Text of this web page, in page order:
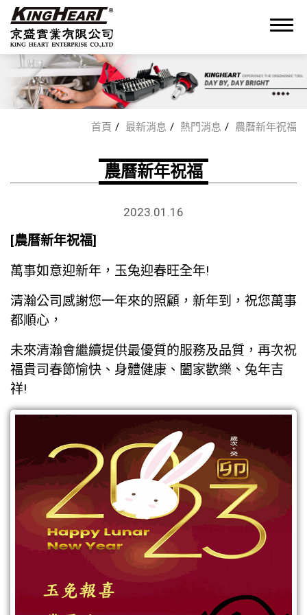
首頁 最新消息 熱門消息 農曆新年祝福
農曆新年祝福
2023 01.16
[農曆新年祝福]
萬事如意迎新年，玉兔迎春旺全年!
清瀚公司感謝您一年來的照顧，新年到，祝您萬事
都順心，
未來清瀚會繼續提供最優質的服務及品質，再次祝
福貴司春節愉快、身體健康、闔家歡樂、兔年吉
祥!
0
產品
熱門消息
展覽
電子型錄
聯絡我們
繁體中文
English